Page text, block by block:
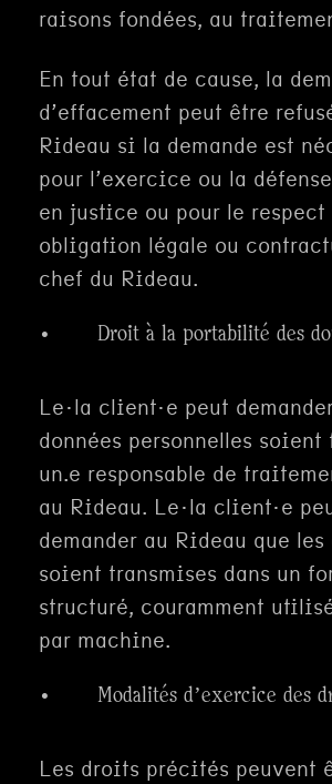
raisons fondées, au
En tout état de cause, la
d’effacement peut être
Rideau si la demande est
pour l’exercice ou la
en justice ou pour le respect
obligation légale ou
chef du Rideau.
· Droit à la portabilité des
Le·la client·e peut
données personnelles soient
un.e responsable de
au Rideau. Le·la client·e
demander au Rideau que
soient transmises dans un
structuré, couramment
par machine.
· Modalités d’exercice des
Les droits précités peuvent